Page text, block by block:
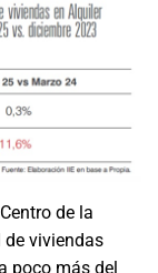
de la
viviendas
poco más del